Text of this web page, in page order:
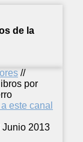
de la
//
por
este canal
Junio 2013